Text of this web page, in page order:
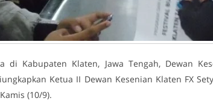
di Kabupaten Klaten, Jawa Tengah, Dewan
Ketua II Dewan Kesenian Klaten FX
(10/9).